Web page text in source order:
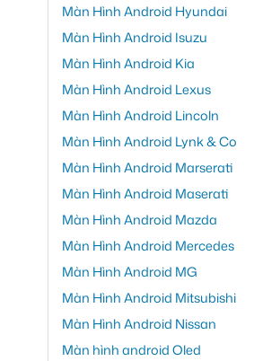
Màn Hình Android Hyundai
Màn Hình Android Isuzu
Màn Hình Android Kia
Màn Hình Android Lexus
Màn Hình Android Lincoln
Màn Hình Android Lynk & Co
Màn Hình Android Marserati
Màn Hình Android Maserati
Màn Hình Android Mazda
Màn Hình Android Mercedes
Màn Hình Android MG
Màn Hình Android Mitsubishi
Màn Hình Android Nissan
Màn hình android Oled